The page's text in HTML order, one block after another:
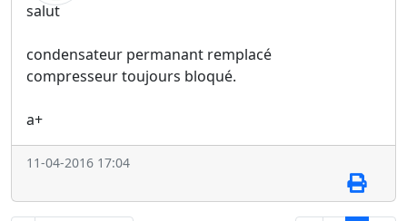
salut
condensateur permanant remplacé
compresseur toujours bloqué.
a+
11-04-2016 17:04